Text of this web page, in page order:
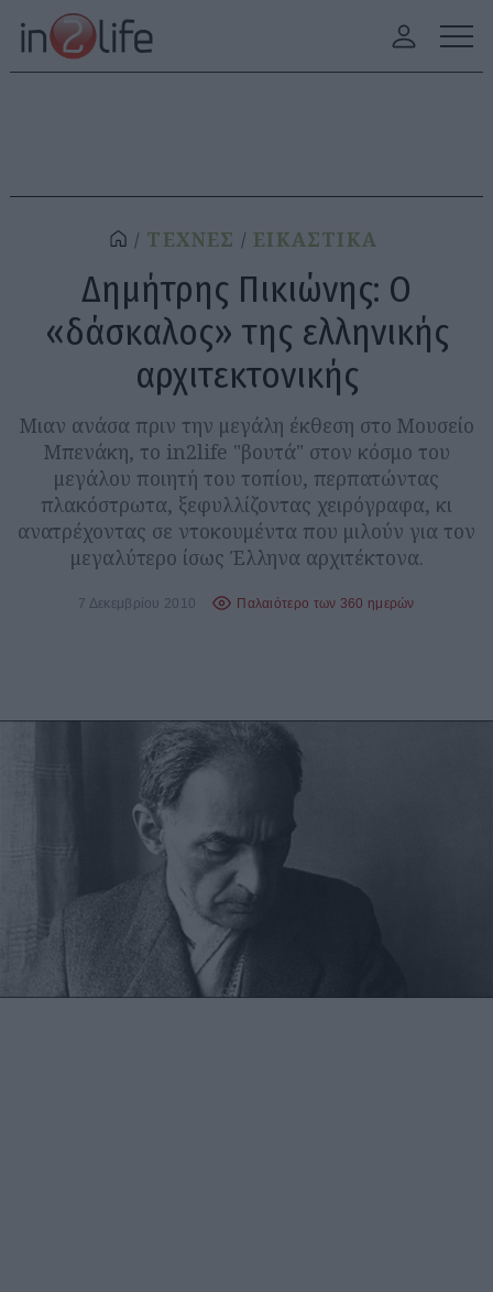
ΤΕΧΝΕΣ ΕΙΚΑΣΤΙΚΑ
Δημήτρης Πικιώνης: Ο
«δάσκαλος» της ελληνικής
αρχιτεκτονικής
Μιαν ανάσα πριν την μεγάλη έκθεση στο Μουσείο
Μπενάκη, το in2life "βουτά" στον κόσμο του
μεγάλου ποιητή του τοπίου, περπατώντας
πλακόστρωτα, ξεφυλλίζοντας χειρόγραφα, κι
ανατρέχοντας σε ντοκουμέντα που μιλούν για τον
μεγαλύτερο ίσως Έλληνα αρχιτέκτονα.
7 Δεκεμβρίου 2010 Παλαιότερο των 360 ημερών